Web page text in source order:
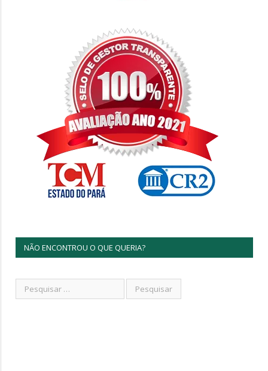
NÃO ENCONTROU O QUE QUERIA?